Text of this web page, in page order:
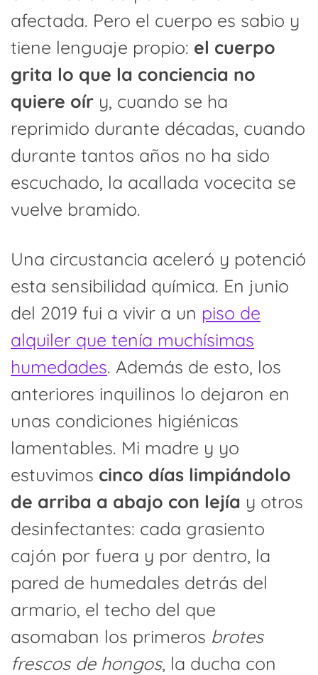
afectada. Pero el cuerpo es sabio y
tiene lenguaje propio: el cuerpo
grita lo que la conciencia no
quiere oír y, cuando se ha
reprimido durante décadas, cuando
durante tantos años no ha sido
escuchado, la acallada vocecita se
vuelve bramido.
Una circustancia aceleró y potenció
esta sensibilidad química. En junio
del 2019 fui a vivir a un piso de
alquiler que tenía muchísimas
humedades. Además de esto, los
anteriores inquilinos lo dejaron en
unas condiciones higiénicas
lamentables. Mi madre y yo
estuvimos cinco días limpiándolo
de arriba a abajo con lejía y otros
desinfectantes: cada grasiento
cajón por fuera y por dentro, la
pared de humedales detrás del
armario, el techo del que
asomaban los primeros brotes
frescos de hongos, la ducha con